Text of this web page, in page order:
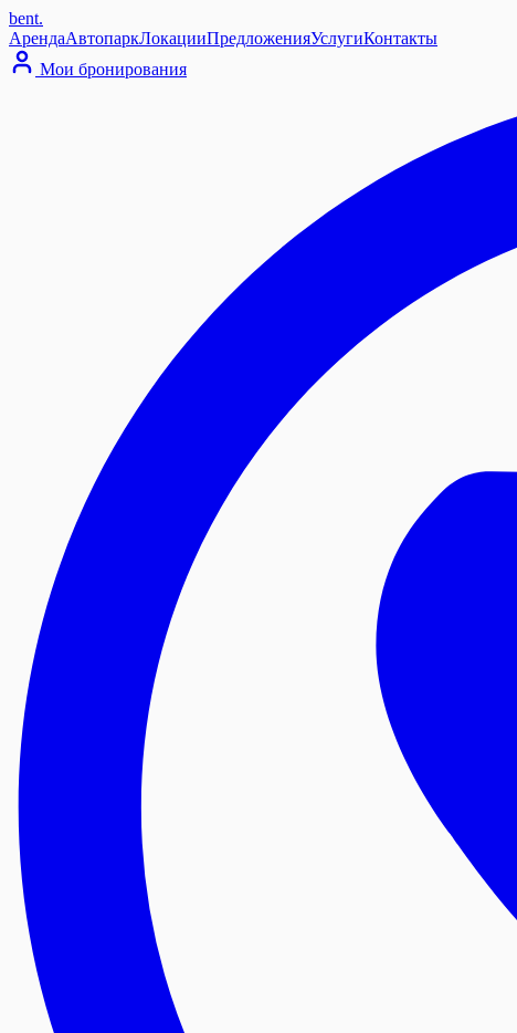
bent.
АрендаАвтопаркЛокацииПредложенияУслугиКонтакты
Мои бронирования